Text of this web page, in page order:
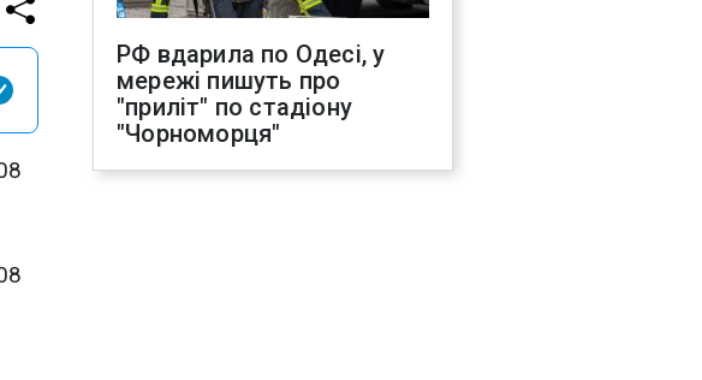
РФ вдарила по Одесі, у
мережі пишуть про
"приліт" по стадіону
"Чорноморця"